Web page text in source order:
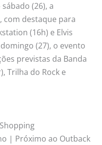
(26), a
com destaque para
(16h) e Elvis
(27), o evento
previstas da Banda
Trilha do Rock e
| Próximo ao Outback